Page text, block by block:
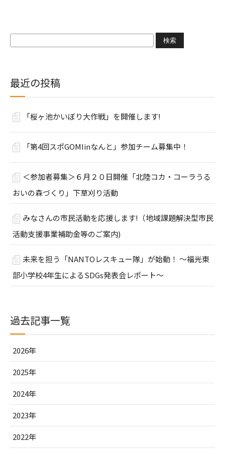
検
最近の投稿
「桜ヶ池かいぼり大作戦」を開催します!
「第4回スポGOMIinなんと」参加チーム募集中！
＜参加者募集＞６月２０日開催「北陸コカ・コーラうる
おいの森づくり」下草刈り活動
みなさんの市民活動を応援します!（地域課題解決型市民
活動支援事業補助金等のご案内)
未来を担う「NANTOレスキュー隊」が始動！ ～福光東
部小学校4年生によるSDGs発表会レポート～
過去記事一覧
2026年
2025年
2024年
2023年
2022年